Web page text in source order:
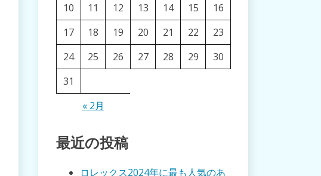
« 2月
10
11 12 13 14 15
16
17
18 19 20 21 22
23
24
25 26 27 28 29
30
31
最近の投稿
ロレックス2024年に最も人気のあ